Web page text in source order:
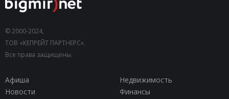
© 2000-2024,
ТОВ «КЕПРЕЙТ ПАРТНЕРС».
Все права защищены.
Афиша
Недвижимость
Новости
Финансы